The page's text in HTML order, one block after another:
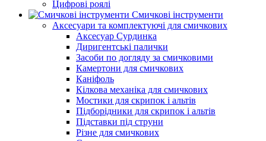
Цифрові роялі
Смичкові інструменти
Аксесуари та комплектуючі для смичкових
Аксесуар Сурдинка
Диригентські палички
Засоби по догляду за смичковими
Камертони для смичкових
Каніфоль
Кілкова механіка для смичкових
Мостики для скрипок і альтів
Підборiдники для скрипок і альтів
Підставки під струни
Різне для смичкових